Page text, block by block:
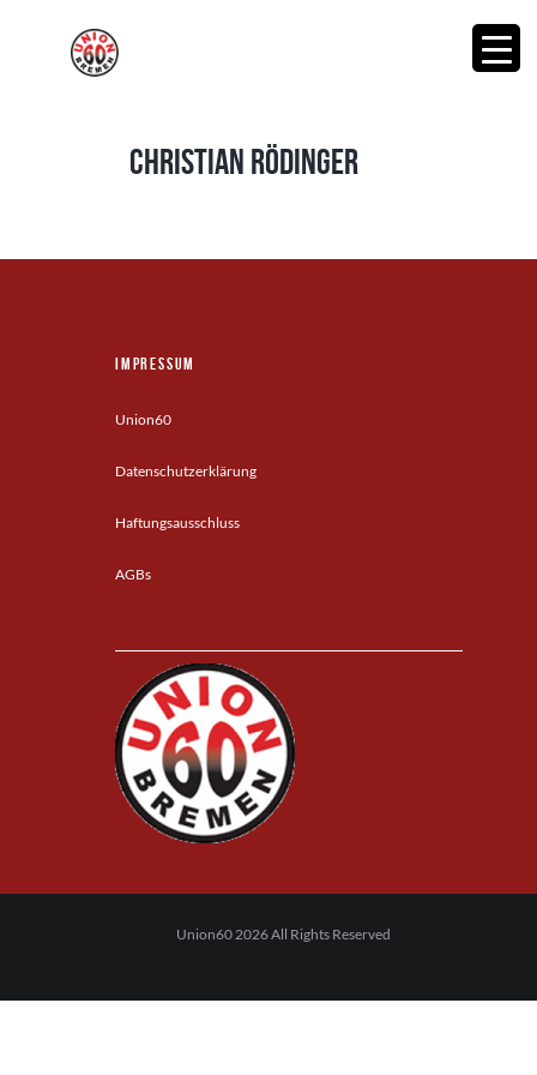
Christian Rödinger
Impressum
Union60
Datenschutzerklärung
Haftungsausschluss
AGBs
Union60 2026 All Rights Reserved